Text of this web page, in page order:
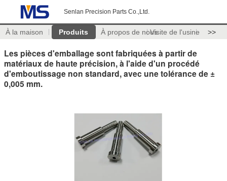
Senlan Precision Parts Co.,Ltd.
À la maison Produits À propos de nousVisite de l'usine >>
Les pièces d'emballage sont fabriquées à partir de
matériaux de haute précision, à l'aide d'un procédé
d'emboutissage non standard, avec une tolérance de ±
0,005 mm.